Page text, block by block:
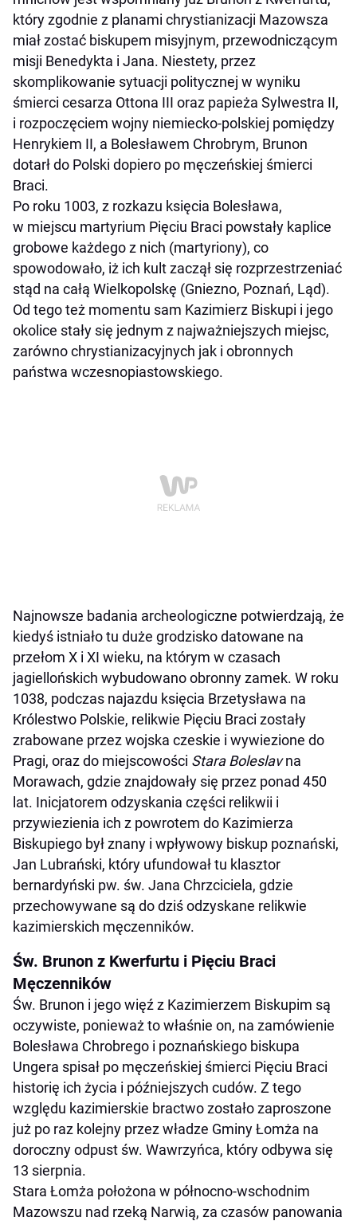
który zgodnie z planami chrystianizacji Mazowsza
miał zostać biskupem misyjnym, przewodniczącym
misji Benedykta i Jana. Niestety, przez
skomplikowanie sytuacji politycznej w wyniku
śmierci cesarza Ottona III oraz papieża Sylwestra II,
i rozpoczęciem wojny niemiecko-polskiej pomiędzy
Henrykiem II, a Bolesławem Chrobrym, Brunon
dotarł do Polski dopiero po męczeńskiej śmierci
Braci.
Po roku 1003, z rozkazu księcia Bolesława,
w miejscu martyrium Pięciu Braci powstały kaplice
grobowe każdego z nich (martyriony), co
spowodowało, iż ich kult zaczął się rozprzestrzeniać
stąd na całą Wielkopolskę (Gniezno, Poznań, Ląd).
Od tego też momentu sam Kazimierz Biskupi i jego
okolice stały się jednym z najważniejszych miejsc,
zarówno chrystianizacyjnych jak i obronnych
państwa wczesnopiastowskiego.
Najnowsze badania archeologiczne potwierdzają, że
kiedyś istniało tu duże grodzisko datowane na
przełom X i XI wieku, na którym w czasach
jagiellońskich wybudowano obronny zamek. W roku
1038, podczas najazdu księcia Brzetysława na
Królestwo Polskie, relikwie Pięciu Braci zostały
zrabowane przez wojska czeskie i wywiezione do
Pragi, oraz do miejscowości Stara Boleslavna
Morawach, gdzie znajdowały się przez ponad 450
lat. Inicjatorem odzyskania części relikwii i
przywiezienia ich z powrotem do Kazimierza
Biskupiego był znany i wpływowy biskup poznański,
Jan Lubrański, który ufundował tu klasztor
bernardyński pw. św. Jana Chrzciciela, gdzie
przechowywane są do dziś odzyskane relikwie
kazimierskich męczenników.
Św. Brunon z Kwerfurtu i Pięciu Braci
Męczenników
Św. Brunon i jego więź z Kazimierzem Biskupim są
oczywiste, ponieważ to właśnie on, na zamówienie
Bolesława Chrobrego i poznańskiego biskupa
Ungera spisał po męczeńskiej śmierci Pięciu Braci
historię ich życia i późniejszych cudów. Z tego
względu kazimierskie bractwo zostało zaproszone
już po raz kolejny przez władze Gminy Łomża na
doroczny odpust św. Wawrzyńca, który odbywa się
13 sierpnia.
Stara Łomża położona w północno-wschodnim
Mazowszu nad rzeką Narwią, za czasów panowania